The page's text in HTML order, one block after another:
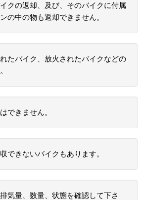
クの返却、及び、そのバイクに付属
の中の物も返却できません。
たバイク、放火されたバイクなどの
できません。
できないバイクもあります。
気量、数量、状態を確認して下さ